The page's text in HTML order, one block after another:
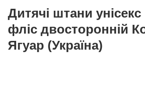
Дитячі штани
фліс двосторонній
Ягуар (Україна)